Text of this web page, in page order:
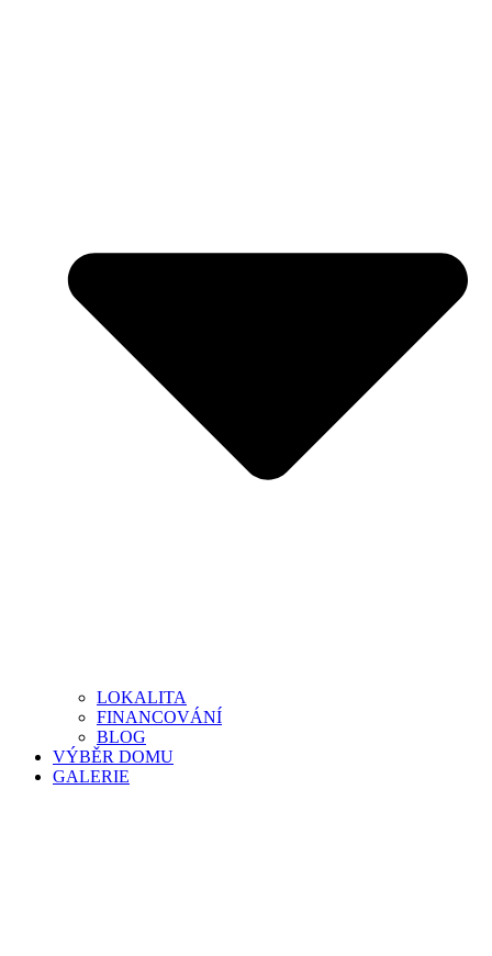
LOKALITA
FINANCOVÁNÍ
BLOG
VÝBĚR DOMU
GALERIE